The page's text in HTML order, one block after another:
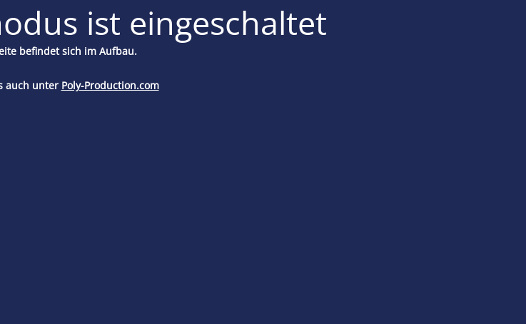
ist eingeschaltet
befindet sich im Aufbau.
auch unter Poly-Production.com